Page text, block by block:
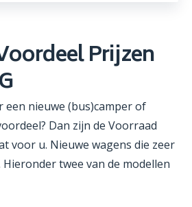
Prijzen
een nieuwe (bus)camper of
Dan zijn de Voorraad
voor u. Nieuwe wagens die zeer
twee van de modellen